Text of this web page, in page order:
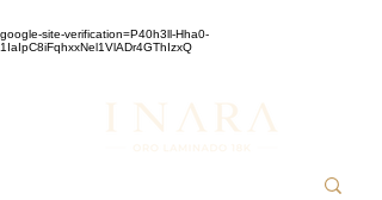
google-site-verification=P40h3ll-Hha0-
1IaIpC8iFqhxxNel1VlADr4GThIzxQ